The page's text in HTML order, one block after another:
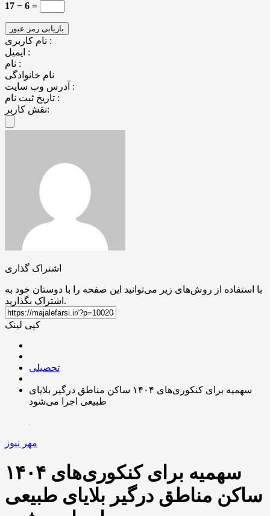
17 − 6 =
نام کاربری :
ایمیل :
نام :
نام خانوادگی
آدرس وب سایت :
تاریخ ثبت نام :
نقش کاربر:
اشتراک گذاری
با استفاده از روش‌های زیر می‌توانید این صفحه را با دوستان خود به
اشتراک بگذارید.
کپی لینک
تحصیلی
سهمیه برای کنکوری‌های ۱۴۰۴ ساکن مناطق درگیر بلایای
طبیعی اجرا می‌شود
مهر نیوز
سهمیه برای کنکوری‌های ۱۴۰۴
ساکن مناطق درگیر بلایای طبیعی